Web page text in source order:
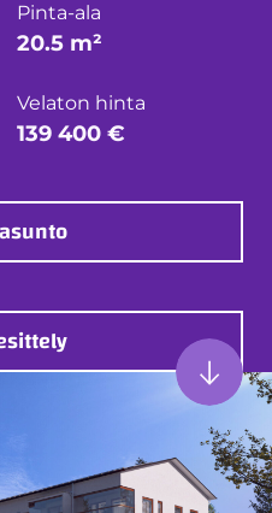
Pinta-ala
20.5 m²
Velaton hinta
139 400 €